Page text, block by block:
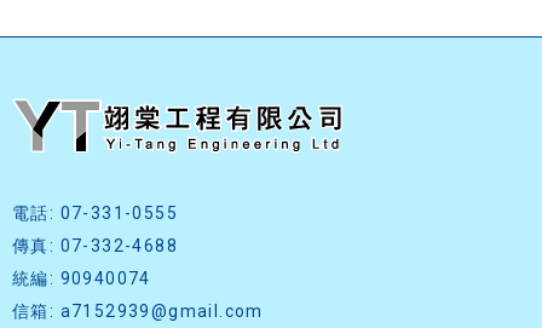
電話: 07-331-0555
傳真: 07-332-4688
統編: 90940074
信箱: a7152939@gmail.com